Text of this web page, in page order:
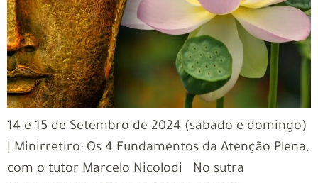
14 e 15 de Setembro de 2024 (sábado e domingo)
| Minirretiro: Os 4 Fundamentos da Atenção Plena,
com o tutor Marcelo Nicolodi No sutra